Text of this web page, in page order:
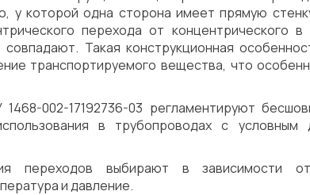
у которой одна сторона имеет прямую
перехода от концентрического
Такая конструкционная
транспортируемого вещества, что
1468-002-17192736-03 регламентируют
в трубопроводах с
переходов выбирают в зависимости
и давление.